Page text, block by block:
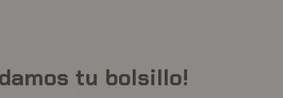
tu bolsillo!